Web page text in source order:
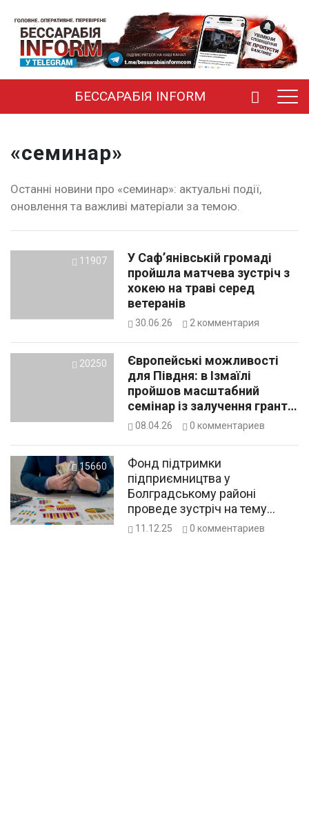
БЕССАРАБІЯ INFORM
«семинар»
Останні новини про «семинар»: актуальні події,
оновлення та важливі матеріали за темою.
11907
У Саф’янівській громаді
пройшла матчева зустріч з
хокею на траві серед
ветеранів
30.06.26 2 комментария
20250
Європейські можливості
для Півдня: в Ізмаїлі
пройшов масштабний
семінар із залучення грантів
ЄС08.04.26 0 комментариев
15660
Фонд підтримки
підприємництва у
Болградському районі
проведе зустріч на тему
фінансової грамотності:
11.12.25 0 комментариев